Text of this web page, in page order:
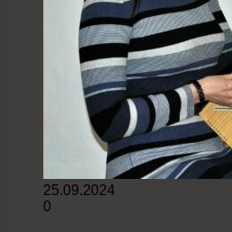
25.09.2024
0